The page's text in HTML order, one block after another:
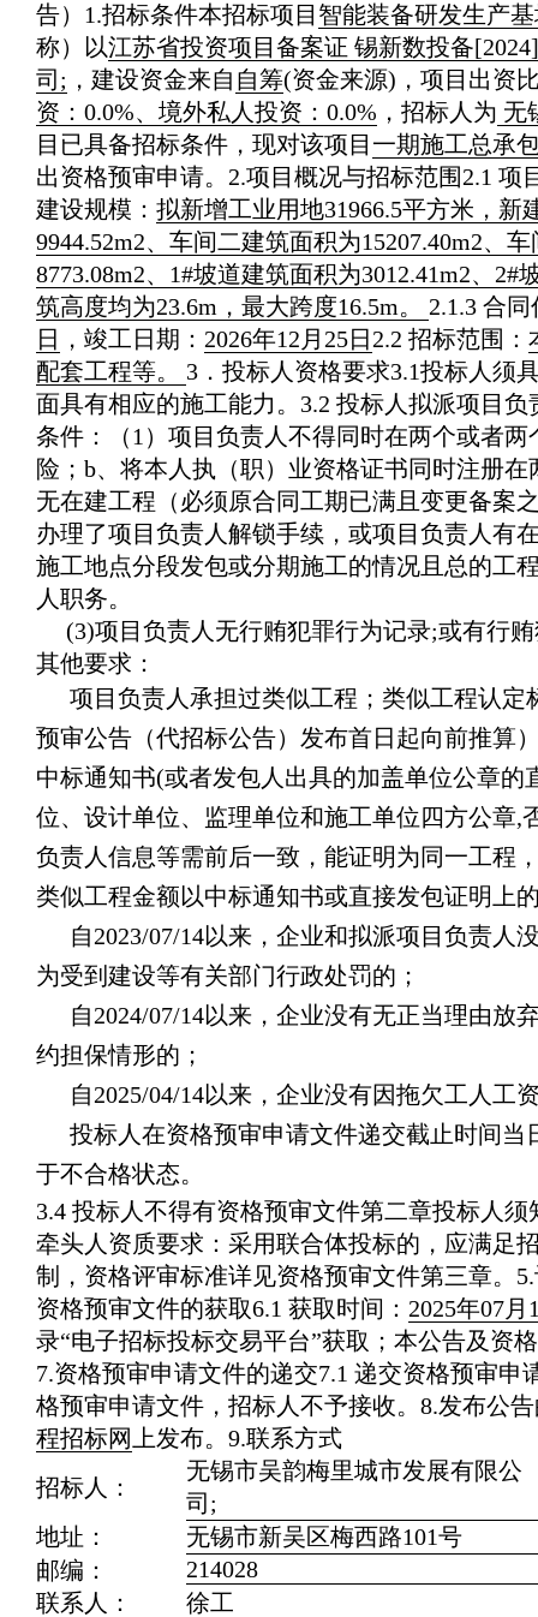
告） 1.招标条件本招标项目 智能装备研发生产
称）以江苏省投资项目备案证 锡新数投备
司; ，建设资金来自 自筹(资金来源)，项目出资
资：0.0%、境外私人投资：0.0% ，招标人为 无
目已具备招标条件，现对该项目 一期施工总承
出资格预审申请。 2.项目概况与招标范围2.1 项
建设规模： 拟新增工业用地31966.5平方米，新
9944.52m2、车间二建筑面积为15207.40m2、
8773.08m2、1#坡道建筑面积为3012.41m2、
筑高度均为23.6m，最大跨度16.5m。 2.1.3 合
日
，竣工日期： 2026年12月25日 2.2 招标范围：
配套工程等。 3．投标人资格要求3.1投标人须
面具有相应的施工能力。3.2 投标人拟派项目负
条件：（1）项目负责人不得同时在两个或者
险；b、将本人执（职）业资格证书同时注册
无在建工程（必须原合同工期已满且变更备案
办理了项目负责人解锁手续，或项目负责人有
施工地点分段发包或分期施工的情况且总的工
人职务。
(3)项目负责人无行贿犯罪行为记录;或有行贿
其他要求：
项目负责人承担过类似工程；类似工程认
预审公告（代招标公告）发布首日起向前推算
中标通知书(或者发包人出具的加盖单位公章
位、设计单位、监理单位和施工单位四方公章
负责人信息等需前后一致，能证明为同一工程
类似工程金额以中标通知书或直接发包证明上
自2023/07/14以来，企业和拟派项目负责
为受到建设等有关部门行政处罚的；
自2024/07/14以来，企业没有无正当理由
约担保情形的；
自2025/04/14以来，企业没有因拖欠工人
投标人在资格预审申请文件递交截止时间
于不合格状态。
3.4 投标人不得有资格预审文件第二章投标人
牵头人资质要求：采用联合体投标的，应满足
制，资格评审标准详见资格预审文件第三章。
资格预审文件的获取6.1 获取时间： 2025年07
录“电子招标投标交易平台”获取；本公告及资
7.资格预审申请文件的递交7.1 递交资格预审申
格预审申请文件，招标人不予接收。 8.发布公
程招标网 上发布。 9.联系方式
招标人：
无锡市吴韵梅里城市发展有限公
司;
地址：
无锡市新吴区梅西路101号
邮编：
214028
联系人：
徐工